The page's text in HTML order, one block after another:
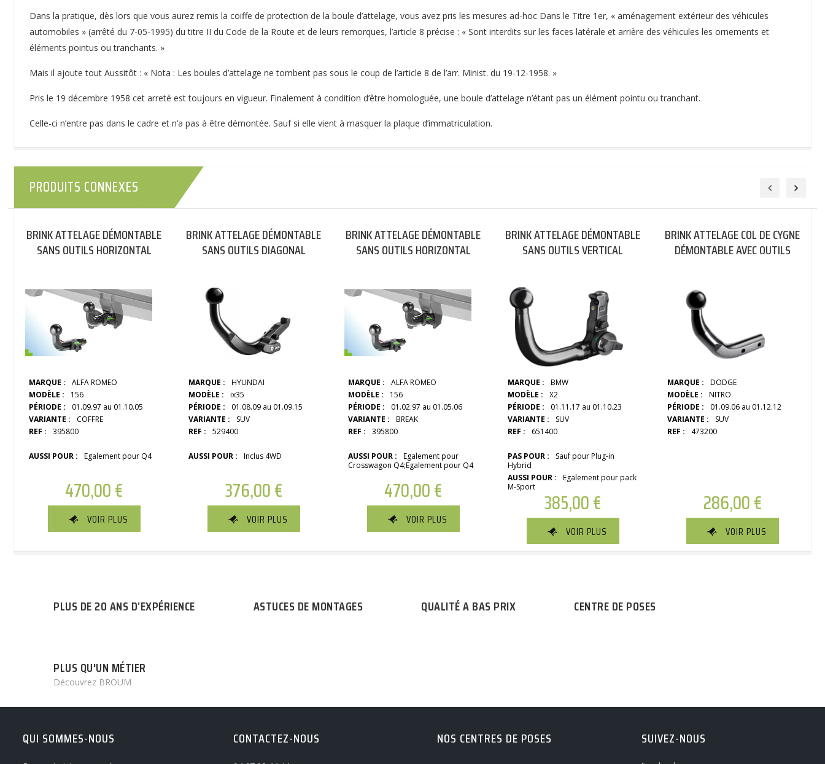
Dans la pratique, dès lors que vous aurez remis la coiffe de protection de la boule d’attelage, vous avez pris les mesures ad-hoc Dans le Titre 1er, « aménagement extérieur des véhicules
automobiles » (arrêté du 7-05-1995) du titre II du Code de la Route et de leurs remorques, l’article 8 précise : « Sont interdits sur les faces latérale et arrière des véhicules les ornements et
éléments pointus ou tranchants. »
Mais il ajoute tout Aussitôt : « Nota : Les boules d’attelage ne tombent pas sous le coup de l’article 8 de l’arr. Minist. du 19-12-1958. »
Pris le 19 décembre 1958 cet arreté est toujours en vigueur. Finalement à condition d’être homologuée, une boule d’attelage n’étant pas un élément pointu ou tranchant.
Celle-ci n’entre pas dans le cadre et n’a pas à être démontée. Sauf si elle vient à masquer la plaque d’immatriculation.
PRODUITS CONNEXES
BRINK ATTELAGE DÉMONTABLE
SANS OUTILS HORIZONTAL
MARQUE :
ALFA ROMEO
MODÈLE :
156
PÉRIODE :
01.09.97 au 01.10.05
VARIANTE :
COFFRE
REF :
395800
AUSSI POUR : Egalement pour Q4
470,00€
VOIR PLUS
BRINK ATTELAGE DÉMONTABLE
SANS OUTILS DIAGONAL
MARQUE :
HYUNDAI
MODÈLE :
ix35
PÉRIODE :
01.08.09 au 01.09.15
VARIANTE :
SUV
REF :
529400
AUSSI POUR : Inclus 4WD
376,00€
VOIR PLUS
BRINK ATTELAGE DÉMONTABLE
SANS OUTILS HORIZONTAL
MARQUE :
ALFA ROMEO
MODÈLE :
156
PÉRIODE :
01.02.97 au 01.05.06
VARIANTE :
BREAK
REF :
395800
AUSSI POUR :
Egalement pour
Crosswagon Q4;Egalement pour Q4
470,00€
VOIR PLUS
BRINK ATTELAGE DÉMONTABLE
SANS OUTILS VERTICAL
MARQUE :
BMW
MODÈLE :
X2
PÉRIODE :
01.11.17 au 01.10.23
VARIANTE :
SUV
REF :
651400
PAS POUR :
Sauf pour Plug-in
Hybrid
AUSSI POUR :
Egalement pour pack
M-Sport
385,00€
VOIR PLUS
BRINK ATTELAGE COL DE CYGNE
DÉMONTABLE AVEC OUTILS
MARQUE :
DODGE
MODÈLE :
NITRO
PÉRIODE :
01.09.06 au 01.12.12
VARIANTE :
SUV
REF :
473200
286,00€
VOIR PLUS
PLUS DE 20 ANS D’EXPÉRIENCE ASTUCES DE MONTAGES QUALITÉ A BAS PRIX CENTRE DE POSES
PLUS QU'UN MÉTIER
Découvrez BROUM
QUI SOMMES-NOUS CONTACTEZ-NOUS NOS CENTRES DE POSES SUIVEZ-NOUS